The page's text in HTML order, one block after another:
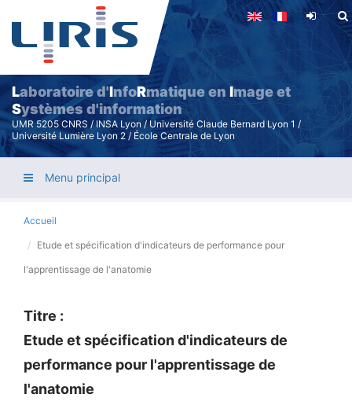
Aller
contenu
principal
Laboratoire d'InfoRmatique en Image et
Systèmes d'information
UMR 5205 CNRS / INSA Lyon / Université Claude Bernard Lyon 1 /
Université Lumière Lyon 2 / École Centrale de Lyon
Menu principal
Accueil
Etude et spécification d'indicateurs de performance pour
l'apprentissage de l'anatomie
Titre :
Etude et spécification d'indicateurs de
performance pour l'apprentissage de
l'anatomie